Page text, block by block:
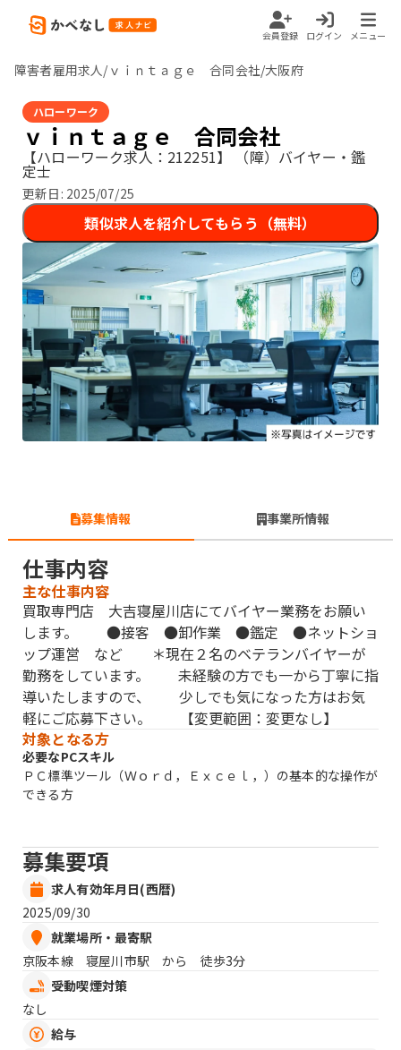
会員登録 ログイン メニュー
障害者雇用求人/ｖｉｎｔａｇｅ 合同会社/大阪府
ハローワーク
ｖｉｎｔａｇｅ 合同会社
【ハローワーク求人：212251】 （障）バイヤー・鑑
定士
更新日: 2025/07/25
類似求人を紹介してもらう（無料）
募集情報 事業所情報
仕事内容
主な仕事内容
買取専門店 大吉寝屋川店にてバイヤー業務をお願い
します。 ●接客 ●卸作業 ●鑑定 ●ネットショ
ップ運営 など ＊現在２名のベテランバイヤーが
勤務をしています。 未経験の方でも一から丁寧に指
導いたしますので、 少しでも気になった方はお気
軽にご応募下さい。 【変更範囲：変更なし】
対象となる方
必要なPCスキル
ＰＣ標準ツール（Ｗｏｒｄ，Ｅｘｃｅｌ，）の基本的な操作が
できる方
募集要項
求人有効年月日(西暦)
2025/09/30
就業場所・最寄駅
京阪本線 寝屋川市駅 から 徒歩3分
受動喫煙対策
なし
給与